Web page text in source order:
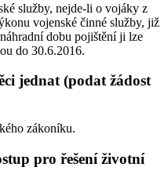
služby, nejde-li o vojáky z
vojenské činné služby, již
dobu pojištění ji lze
do 30.6.2016.
jednat (podat žádost
zákoníku.
pro řešení životní